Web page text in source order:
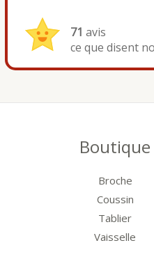
71 avis
ce que disent
Boutique
Broche
Coussin
Tablier
Vaisselle